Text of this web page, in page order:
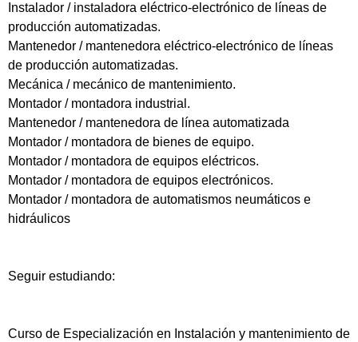
Instalador / instaladora eléctrico-electrónico de líneas de
producción automatizadas.
Mantenedor / mantenedora eléctrico-electrónico de líneas
de producción automatizadas.
Mecánica / mecánico de mantenimiento.
Montador / montadora industrial.
Mantenedor / mantenedora de línea automatizada
Montador / montadora de bienes de equipo.
Montador / montadora de equipos eléctricos.
Montador / montadora de equipos electrónicos.
Montador / montadora de automatismos neumáticos e
hidráulicos
Seguir estudiando:
Curso de Especialización en Instalación y mantenimiento de